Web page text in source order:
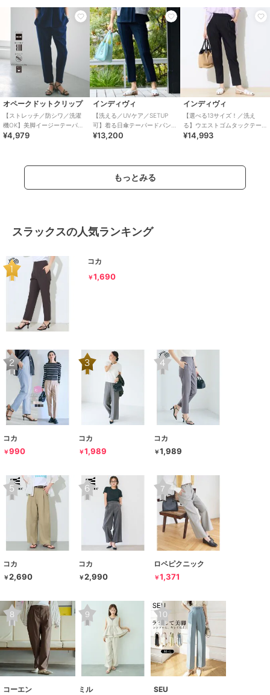
オペークドットクリップ
【ストレッチ／防シワ／洗濯
機OK】美脚イージーテーパー
ドパンツ《SS～LL／5col／セ
¥4,979
インディヴィ
【洗える／UVケア／SETUP
可】着る日傘テーパードパン
ツ
¥13,200
インディヴィ
【選べる13サイズ！／洗え
る】ウエストゴムタックテー
パード褒められパンツ
¥14,993
もっとみる
スラックスの人気ランキング
コカ
￥1,690
コカ
￥990
コカ
￥1,989
コカ
￥1,989
コカ
￥2,690
コカ
￥2,990
ロペピクニック
￥1,371
コーエン ミル SEU